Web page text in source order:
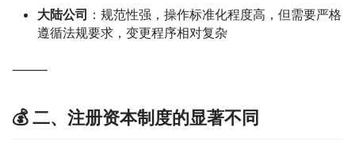
大陆公司 ：规范性强，操作标准化程度高，但需要严格
遵循法规要求，变更程序相对复杂
⸻
💰 二、注册资本制度的显著不同